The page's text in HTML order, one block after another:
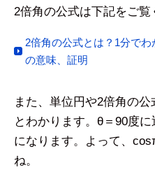
2倍角の公式は下記をご覧
2倍角の公式とは？1分で
の意味、証明
また、単位円や2倍角の
とわかります。θ＝90度
になります。よって、
ね。